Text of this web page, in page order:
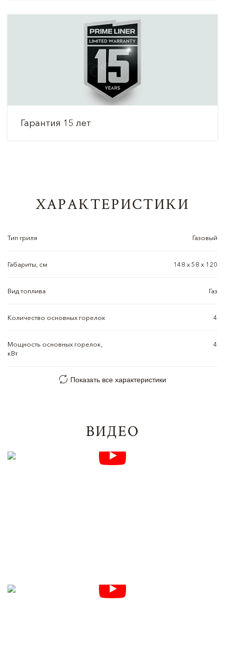
Гарантия 15 лет
ХАРАКТЕРИСТИКИ
Тип гриля Газовый
Габариты, см 148 х 58 х 120
Вид топлива Газ
Количество основных горелок 4
Мощность основных горелок,
кВт
4
Показать все характеристики
ВИДЕО